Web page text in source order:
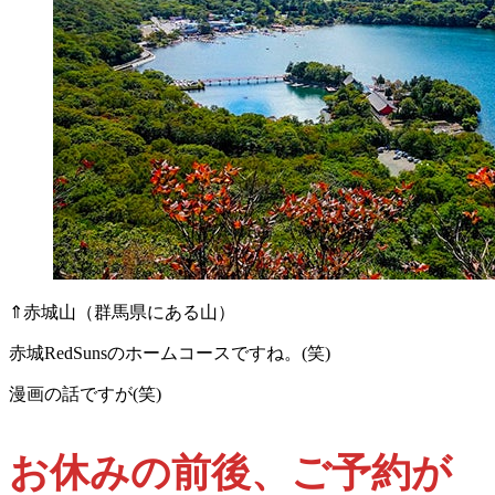
⇑赤城山（群馬県にある山）
赤城RedSunsのホームコースですね。(笑)
漫画の話ですが(笑)
お休みの前後、ご予約が